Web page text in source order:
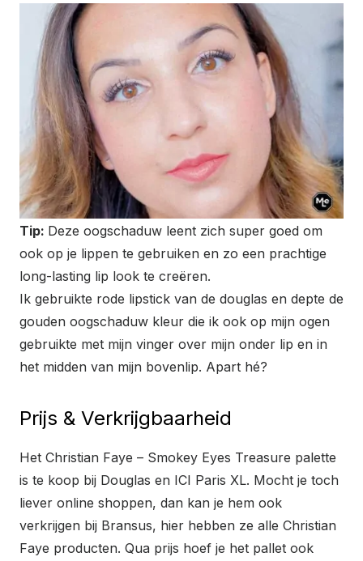
Tip: Deze oogschaduw leent zich super goed om
ook op je lippen te gebruiken en zo een prachtige
long-lasting lip look te creëren.
Ik gebruikte rode lipstick van de douglas en depte de
gouden oogschaduw kleur die ik ook op mijn ogen
gebruikte met mijn vinger over mijn onder lip en in
het midden van mijn bovenlip. Apart hé?
Prijs & Verkrijgbaarheid
Het Christian Faye – Smokey Eyes Treasure palette
is te koop bij Douglas en ICI Paris XL. Mocht je toch
liever online shoppen, dan kan je hem ook
verkrijgen bij Bransus, hier hebben ze alle Christian
Faye producten. Qua prijs hoef je het pallet ook